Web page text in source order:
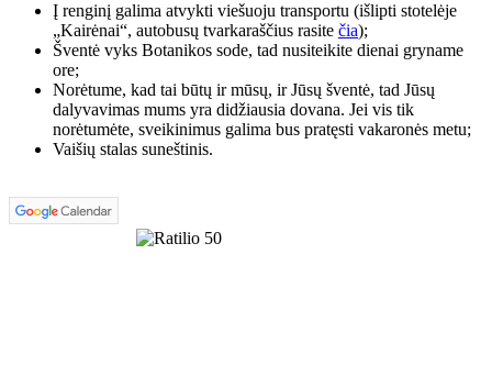
Į renginį galima atvykti viešuoju transportu (išlipti stotelėje
„Kairėnai“, autobusų tvarkaraščius rasite čia);
Šventė vyks Botanikos sode, tad nusiteikite dienai gryname
ore;
Norėtume, kad tai būtų ir mūsų, ir Jūsų šventė, tad Jūsų
dalyvavimas mums yra didžiausia dovana. Jei vis tik
norėtumėte, sveikinimus galima bus pratęsti vakaronės metu;
Vaišių stalas suneštinis.